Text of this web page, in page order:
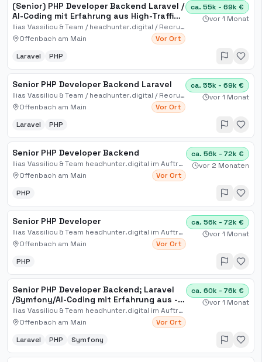
(Senior) PHP Developer Backend Laravel /
AI-Coding mit Erfahrung aus High-Traffic
Websites. Baue eine hochskalierte E-
Commerce-Plattform im Sachwert- &
Finanzhandel. *
Ilias Vassiliou & Team / headhunter.digital / Recruiting für Digital, Sales, IT, KI, Automation
Offenbach am Main
Vor Ort
ca. 55k - 69k €
vor 1 Monat
Laravel PHP
Senior PHP Developer Backend Laravel
Ilias Vassiliou & Team / headhunter.digital / Recruiting für Digital, Sales, IT, KI, Automation
Offenbach am Main
Vor Ort
ca. 55k - 69k €
vor 1 Monat
Laravel PHP
Senior PHP Developer Backend
Ilias Vassiliou & Team headhunter.digital im Auftrag
Offenbach am Main
Vor Ort
ca. 56k - 72k €
vor 2 Monaten
PHP
Senior PHP Developer
Ilias Vassiliou & Team headhunter.digital im Auftrag
Offenbach am Main
Vor Ort
ca. 56k - 72k €
vor 1 Monat
PHP
Senior PHP Developer Backend; Laravel​
/Symfony​/AI-Coding mit Erfahrung aus -
Traffic Web
Ilias Vassiliou & Team headhunter.digital im Auftrag
Offenbach am Main
Vor Ort
ca. 60k - 76k €
vor 1 Monat
Laravel PHP Symfony